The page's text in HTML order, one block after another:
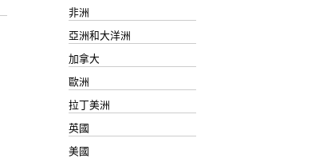
非洲
亞洲和大洋洲
加拿大
歐洲
拉丁美洲
英國
美國